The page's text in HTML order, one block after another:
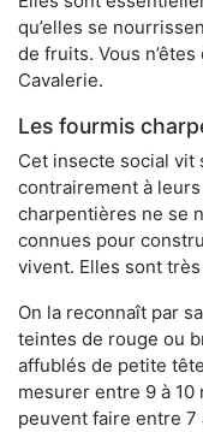
qu’elles se
de fruits. Vous
Cavalerie.
Les fourmis
Cet insecte social vit
contrairement à
charpentières ne se
connues pour
vivent. Elles sont
On la reconnaît par
teintes de rouge ou
affublés de petite
mesurer entre 9 à
peuvent faire entre 7